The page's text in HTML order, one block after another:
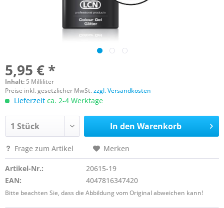
5,95 € *
Inhalt: 5 Milliliter
Preise inkl. gesetzlicher MwSt.zzgl. Versandkosten
Lieferzeit ca. 2-4 Werktage
In den Warenkorb
Frage zum Artikel Merken
Artikel-Nr.:
20615-19
EAN:
4047816347420
Bitte beachten Sie, dass die Abbildung vom Original abweichen kann!